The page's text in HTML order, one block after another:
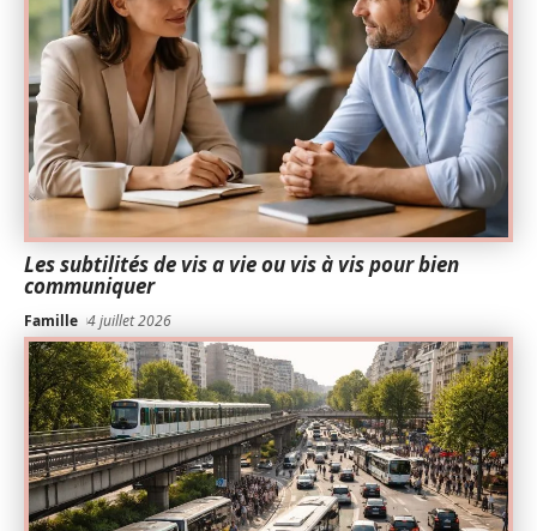
Les subtilités de vis a vie ou vis à vis pour bien
communiquer
Famille 4 juillet 2026